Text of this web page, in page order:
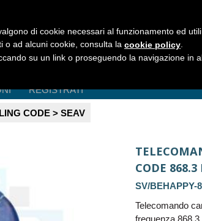
REGISTRATI
CODE > SEAV
CODE
SV/BEHAPPY-
Telecomando
frequenza 868.3
di cookie necessari al funzionamento ed
o ad alcuni cookie, consulta la cookie policy
su un link o proseguendo la navigazione in